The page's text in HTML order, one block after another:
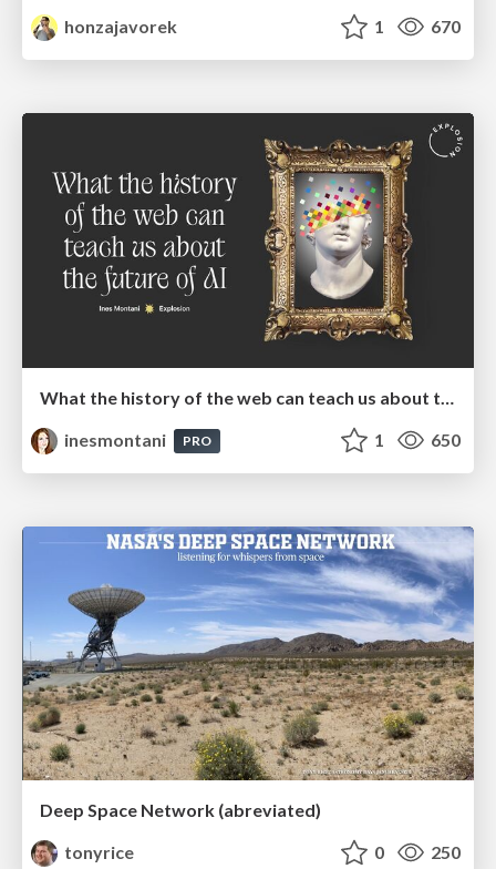
honzajavorek
1 670
What the history of the web can teach us about the future of AI
inesmontani
PRO 1 650
Deep Space Network (abreviated)
tonyrice
0 250